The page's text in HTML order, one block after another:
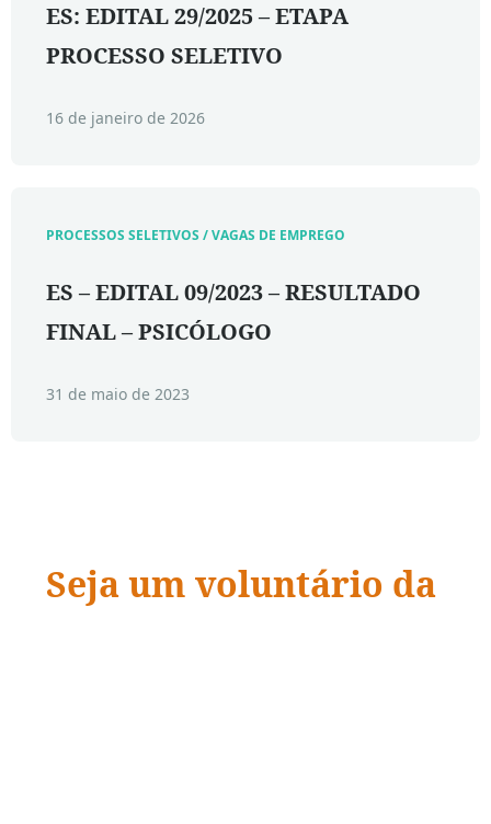
ES: EDITAL 29/2025 – ETAPA
PROCESSO SELETIVO
16 de janeiro de 2026
PROCESSOS SELETIVOS / VAGAS DE EMPREGO
ES – EDITAL 09/2023 – RESULTADO
FINAL – PSICÓLOGO
31 de maio de 2023
Seja um voluntário da